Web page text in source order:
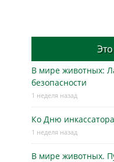
В мире животных:
безопасности
1 неделя назад
Ко Дню
1 неделя назад
В мире животных.